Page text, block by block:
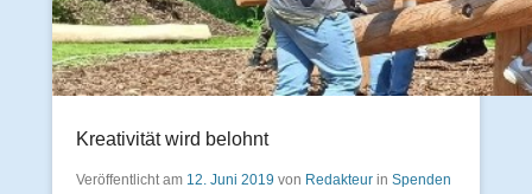
Kreativität wird belohnt
Veröffentlicht am 12. Juni 2019 von Redakteur in Spenden